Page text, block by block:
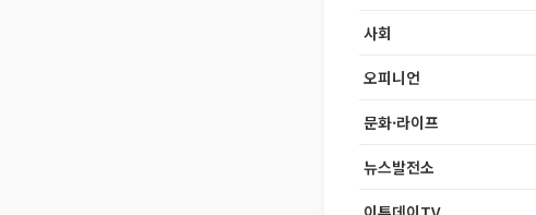
사회
오피니언
문화·라이프
뉴스발전소